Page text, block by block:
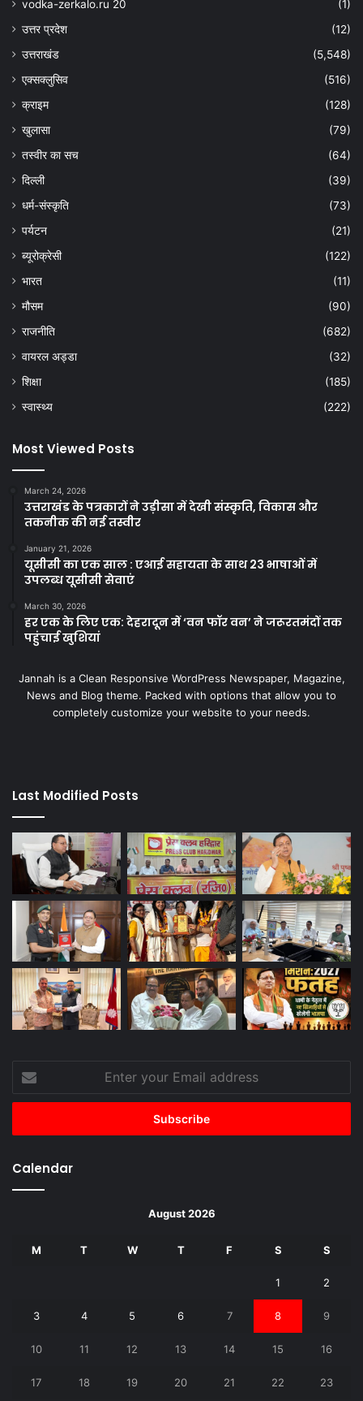
vodka-zerkalo.ru 20
(1)
उत्तर प्रदेश
(12)
उत्तराखंड
(5,548)
एक्सक्लुसिव
(516)
क्राइम
(128)
खुलासा
(79)
तस्वीर का सच
(64)
दिल्ली
(39)
धर्म-संस्कृति
(73)
पर्यटन
(21)
ब्यूरोक्रेसी
(122)
भारत
(11)
मौसम
(90)
राजनीति
(682)
वायरल अड्डा
(32)
शिक्षा
(185)
स्वास्थ्य
(222)
Most Viewed Posts
March 24, 2026
उत्तराखंड के पत्रकारों ने उड़ीसा में देखी संस्कृति, विकास और
तकनीक की नई तस्वीर
January 21, 2026
यूसीसी का एक साल : एआई सहायता के साथ 23 भाषाओं में
उपलब्ध यूसीसी सेवाएं
March 30, 2026
हर एक के लिए एक: देहरादून में ‘वन फॉर वन’ ने जरूरतमंदों तक
पहुंचाई खुशियां
Jannah is a Clean Responsive WordPress Newspaper, Magazine,
News and Blog theme. Packed with options that allow you to
completely customize your website to your needs.
Last Modified Posts
your
Email
Calendar
August 2026
M T W T F S S
1 2
3 4 5 6 7 8 9
10 11 12 13 14 15 16
17 18 19 20 21 22 23